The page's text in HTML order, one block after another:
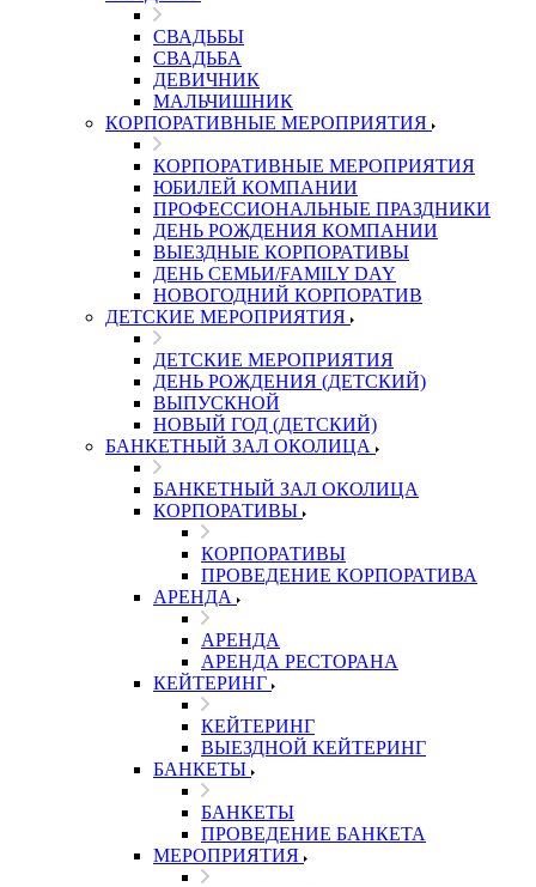
СВАДЬБЫ
СВАДЬБА
ДЕВИЧНИК
МАЛЬЧИШНИК
КОРПОРАТИВНЫЕ МЕРОПРИЯТИЯ
КОРПОРАТИВНЫЕ МЕРОПРИЯТИЯ
ЮБИЛЕЙ КОМПАНИИ
ПРОФЕССИОНАЛЬНЫЕ ПРАЗДНИКИ
ДЕНЬ РОЖДЕНИЯ КОМПАНИИ
ВЫЕЗДНЫЕ КОРПОРАТИВЫ
ДЕНЬ СЕМЬИ/FAMILY DAY
НОВОГОДНИЙ КОРПОРАТИВ
ДЕТСКИЕ МЕРОПРИЯТИЯ
ДЕТСКИЕ МЕРОПРИЯТИЯ
ДЕНЬ РОЖДЕНИЯ (ДЕТСКИЙ)
ВЫПУСКНОЙ
НОВЫЙ ГОД (ДЕТСКИЙ)
БАНКЕТНЫЙ ЗАЛ ОКОЛИЦА
БАНКЕТНЫЙ ЗАЛ ОКОЛИЦА
КОРПОРАТИВЫ
КОРПОРАТИВЫ
ПРОВЕДЕНИЕ КОРПОРАТИВА
АРЕНДА
АРЕНДА
АРЕНДА РЕСТОРАНА
КЕЙТЕРИНГ
КЕЙТЕРИНГ
ВЫЕЗДНОЙ КЕЙТЕРИНГ
БАНКЕТЫ
БАНКЕТЫ
ПРОВЕДЕНИЕ БАНКЕТА
МЕРОПРИЯТИЯ